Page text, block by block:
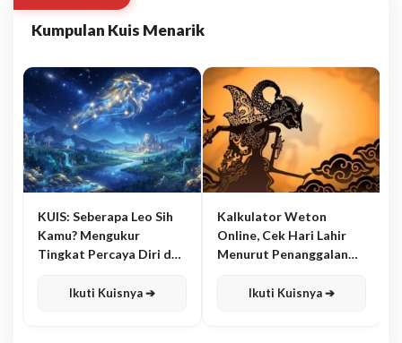
Kumpulan Kuis Menarik
KUIS: Seberapa Leo Sih
Kamu? Mengukur
Tingkat Percaya Diri dan
Ikuti Kuisnya ➔
Kalkulator Weton
Online, Cek Hari Lahir
Menurut Penanggalan
Ikuti Kuisnya ➔